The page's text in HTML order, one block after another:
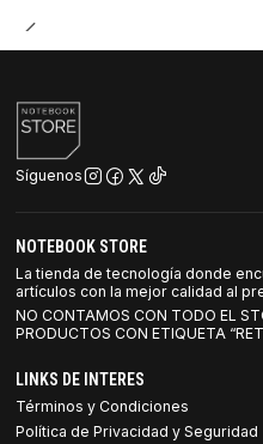
Síguenos
NOTEBOOK STORE
La tienda de tecnología donde
artículos con la mejor calidad al
NO CONTAMOS CON TODO EL
PRODUCTOS CON ETIQUETA
LINKS DE INTERES
Términos y Condiciones
Política de Privacidad y Seguridad